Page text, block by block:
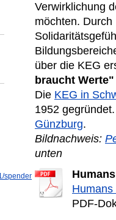
spendenprojekt
Verwirklichung
möchten.
über die KEG
braucht Werte"
Die KEG in
1952
Günzburg.
Bildnachweis:
unten
PDF-